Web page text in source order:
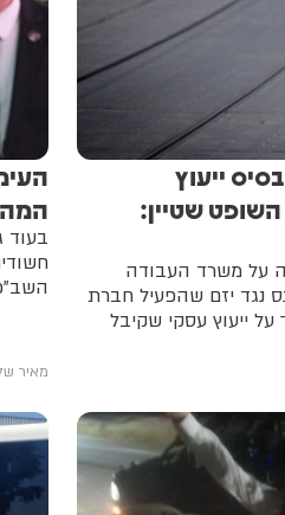
ייעוץ
שטיין:
על משרד העבודה
נגד יזם שהפעיל חברת
על ייעוץ עסקי שקיבל
בעוד
מאיר